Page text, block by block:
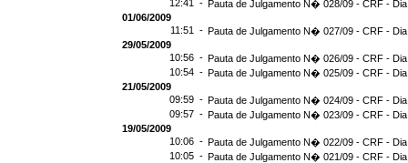
12:41 - Pauta de Julgamento N� 028/09 - CRF -
01/06/2009
11:51 - Pauta de Julgamento N� 027/09 - CRF -
29/05/2009
10:56 - Pauta de Julgamento N� 026/09 - CRF -
10:54 - Pauta de Julgamento N� 025/09 - CRF -
21/05/2009
09:59 - Pauta de Julgamento N� 024/09 - CRF -
09:57 - Pauta de Julgamento N� 023/09 - CRF -
19/05/2009
10:06 - Pauta de Julgamento N� 022/09 - CRF -
10:05 - Pauta de Julgamento N� 021/09 - CRF -